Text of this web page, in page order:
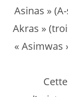
Asinas »
Akras »
« Asimwas